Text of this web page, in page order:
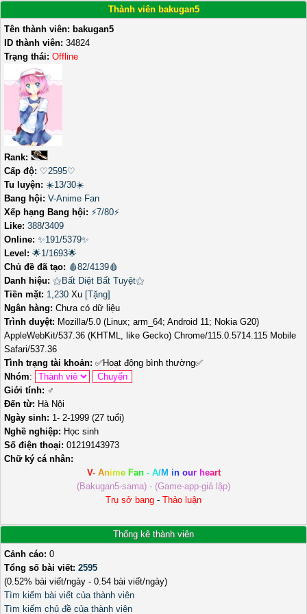
Thành viên bakugan5
Tên thành viên: bakugan5
ID thành viên: 34824
Trạng thái: Offline
Rank:
Cấp độ: ♡2595♡
Tu luyện: ☀️13/30☀️
Bang hội: V-Anime Fan
Xếp hạng Bang hội: ⚡7/80⚡
Like: 388/3409
Online: ✨191/5379✨
Level: 🌟1/1693🌟
Chủ đề đã tạo: 🩸82/4139🩸
Danh hiệu: ⚝Bất Diệt Bất Tuyệt⚝
Tiền mặt: 1,230 Xu [Tặng]
Ngân hàng: Chưa có dữ liệu
Trình duyệt: Mozilla/5.0 (Linux; arm_64; Android 11; Nokia G20)
AppleWebKit/537.36 (KHTML, like Gecko) Chrome/115.0.5714.115 Mobile
Safari/537.36
Tình trạng tài khoản: ✅Hoạt động bình thường✅
Nhóm:
Giới tính: ♂️
Đến từ: Hà Nội
Ngày sinh: 1- 2-1999 (27 tuổi)
Nghề nghiệp: Học sinh
Số điện thoại: 01219143973
Chữ ký cá nhân:
V- Anime Fan - A/M in our heart
(Bakugan5-sama) - (Game-app-giả lập)
Trụ sở bang - Thảo luận
Thống kê thành viên
Cảnh cáo: 0
Tổng số bài viết: 2595
(0.52% bài viết/ngày - 0.54 bài viết/ngày)
Tìm kiếm bài viết của thành viên
Tìm kiếm chủ đề của thành viên